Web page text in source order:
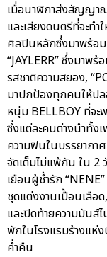
เมื่อนาฬิกาส่งสัญญา
และเสียงดนตรีที่จะท
ศิลปินหลักซึ่งมาพร้อม
“JAYLERR” ซึ่งมาพ
รสชาติความสยอง,
มาปกป้องทุกคนให้ปล
หนุ่ม BELLBOY ที่จ
ซึ่งแต่ละคนต่างนำทั้ง
ความฟินในบรรยาก
จัดเต็มไม่แพ้กัน ใน 2
เยือนผู้ช้ำรัก
ชุดแต่งงานเปื้อนเลือ
และปิดท้ายความมันส์
พักในโรงแรมร้างแห่
ค่ำคืน